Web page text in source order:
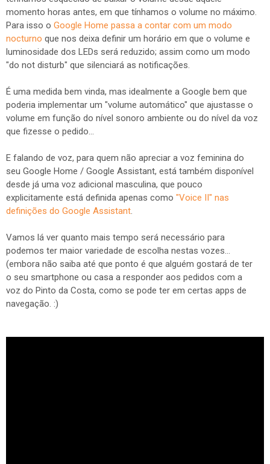
momento horas antes, em que tínhamos o volume no máximo.
Para isso o Google Home passa a contar com um modo
nocturno que nos deixa definir um horário em que o volume e
luminosidade dos LEDs será reduzido; assim como um modo
"do not disturb" que silenciará as notificações.
É uma medida bem vinda, mas idealmente a Google bem que
poderia implementar um "volume automático" que ajustasse o
volume em função do nível sonoro ambiente ou do nível da voz
que fizesse o pedido...
E falando de voz, para quem não apreciar a voz feminina do
seu Google Home / Google Assistant, está também disponível
desde já uma voz adicional masculina, que pouco
explicitamente está definida apenas como "Voice II" nas
definições do Google Assistant.
Vamos lá ver quanto mais tempo será necessário para
podemos ter maior variedade de escolha nestas vozes...
(embora não saiba até que ponto é que alguém gostará de ter
o seu smartphone ou casa a responder aos pedidos com a
voz do Pinto da Costa, como se pode ter em certas apps de
navegação. :)